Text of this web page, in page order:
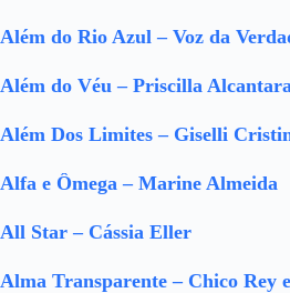
Além do Rio Azul – Voz da
Além do Véu – Priscilla
Além Dos Limites – Giselli
Alfa e Ômega – Marine Almeida
All Star – Cássia Eller
Alma Transparente – Chico Rey